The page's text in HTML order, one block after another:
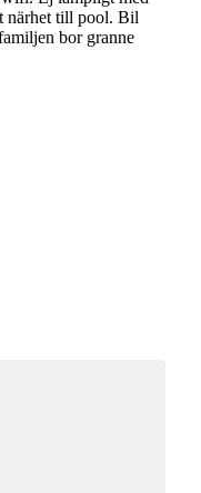
närhet till pool. Bil
bor granne